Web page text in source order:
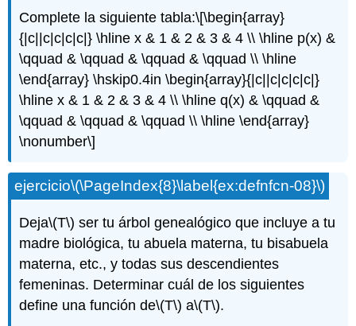
Complete la siguiente tabla:\[\begin{array}
{|c||c|c|c|c|} \hline x & 1 & 2 & 3 & 4 \\ \hline p(x) &
\qquad & \qquad & \qquad & \qquad \\ \hline
\end{array} \hskip0.4in \begin{array}{|c||c|c|c|c|}
\hline x & 1 & 2 & 3 & 4 \\ \hline q(x) & \qquad &
\qquad & \qquad & \qquad \\ \hline \end{array}
\nonumber\]
ejercicio\(\PageIndex{8}\label{ex:defnfcn-08}\)
Deja\(T\) ser tu árbol genealógico que incluye a tu
madre biológica, tu abuela materna, tu bisabuela
materna, etc., y todas sus descendientes
femeninas. Determinar cuál de los siguientes
define una función de\(T\) a\(T\).